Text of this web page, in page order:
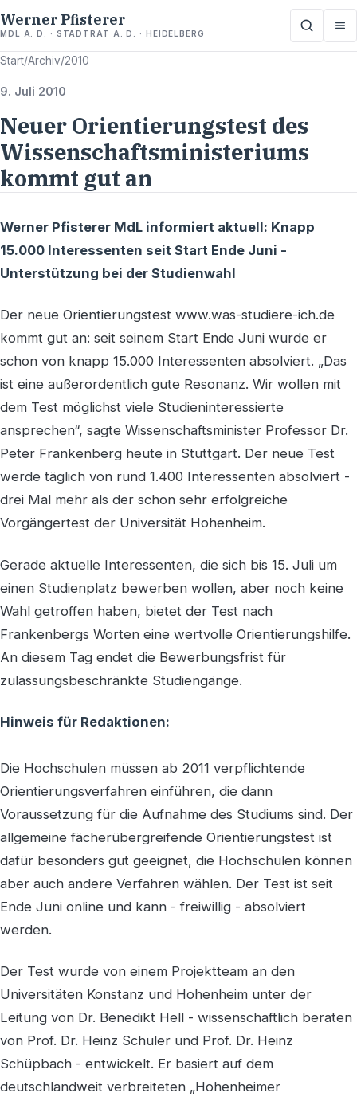
Werner Pfisterer
MDL A. D. · STADTRAT A. D. · HEIDELBERG
Start/Archiv/2010
9. Juli 2010
Neuer Orientierungstest des
Wissenschaftsministeriums
kommt gut an
Werner Pfisterer MdL informiert aktuell: Knapp
15.000 Interessenten seit Start Ende Juni -
Unterstützung bei der Studienwahl
Der neue Orientierungstest www.was-studiere-ich.de
kommt gut an: seit seinem Start Ende Juni wurde er
schon von knapp 15.000 Interessenten absolviert. „Das
ist eine außerordentlich gute Resonanz. Wir wollen mit
dem Test möglichst viele Studieninteressierte
ansprechen“, sagte Wissenschaftsminister Professor Dr.
Peter Frankenberg heute in Stuttgart. Der neue Test
werde täglich von rund 1.400 Interessenten absolviert -
drei Mal mehr als der schon sehr erfolgreiche
Vorgängertest der Universität Hohenheim.
Gerade aktuelle Interessenten, die sich bis 15. Juli um
einen Studienplatz bewerben wollen, aber noch keine
Wahl getroffen haben, bietet der Test nach
Frankenbergs Worten eine wertvolle Orientierungshilfe.
An diesem Tag endet die Bewerbungsfrist für
zulassungsbeschränkte Studiengänge.
Hinweis für Redaktionen:
Die Hochschulen müssen ab 2011 verpflichtende
Orientierungsverfahren einführen, die dann
Voraussetzung für die Aufnahme des Studiums sind. Der
allgemeine fächerübergreifende Orientierungstest ist
dafür besonders gut geeignet, die Hochschulen können
aber auch andere Verfahren wählen. Der Test ist seit
Ende Juni online und kann - freiwillig - absolviert
werden.
Der Test wurde von einem Projektteam an den
Universitäten Konstanz und Hohenheim unter der
Leitung von Dr. Benedikt Hell - wissenschaftlich beraten
von Prof. Dr. Heinz Schuler und Prof. Dr. Heinz
Schüpbach - entwickelt. Er basiert auf dem
deutschlandweit verbreiteten „Hohenheimer